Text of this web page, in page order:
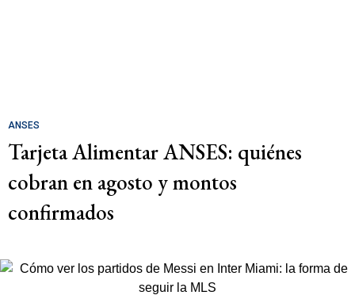
ANSES
Tarjeta Alimentar ANSES: quiénes
cobran en agosto y montos
confirmados